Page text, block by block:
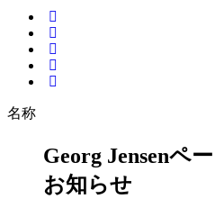
名称
Georg Jensenペ
お知らせ